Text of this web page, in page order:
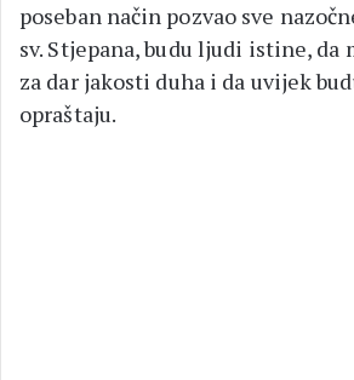
poseban način pozvao sve
sv. Stjepana, budu ljudi istine, da
za dar jakosti duha i da uvijek
opraštaju.